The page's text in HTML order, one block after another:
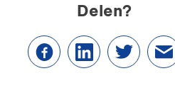
Delen?